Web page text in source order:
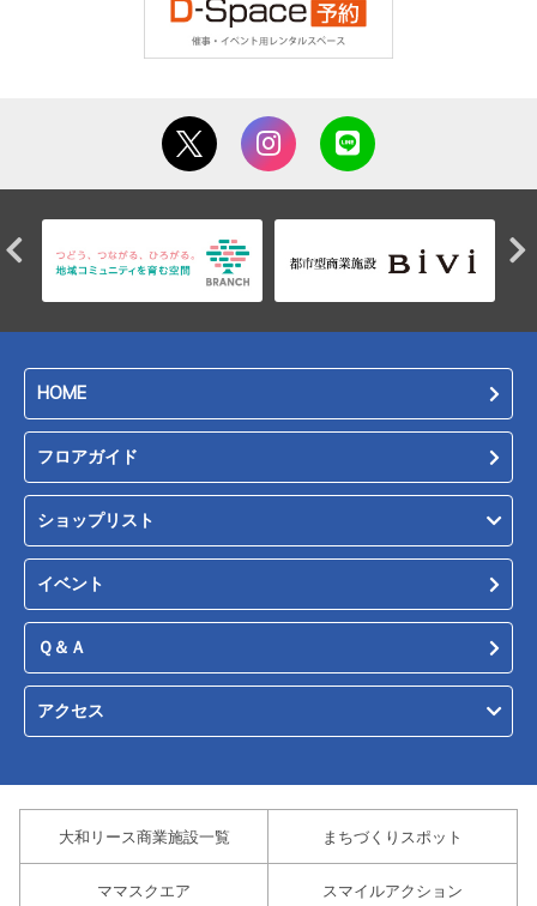
HOME
フロアガイド
ショップリスト
イベント
Ｑ＆Ａ
アクセス
大和リース商業施設一覧 まちづくりスポット
ママスクエア スマイルアクション